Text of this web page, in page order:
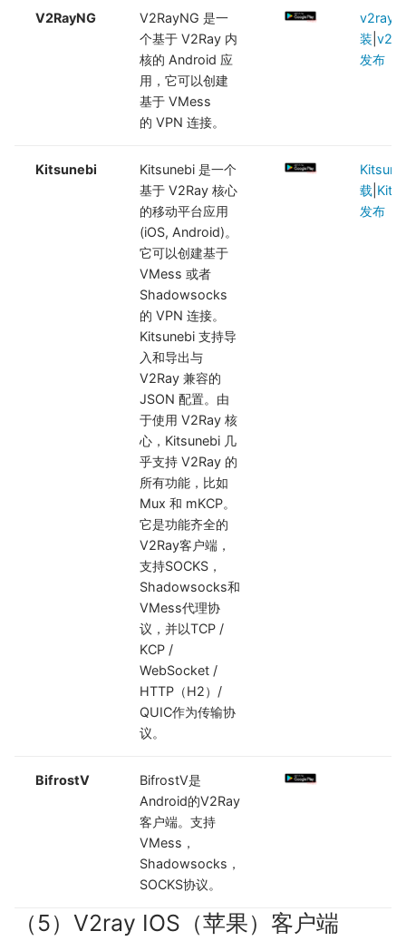
V2RayNG
V2RayNG 是一
个基于 V2Ray 内
核的 Android 应
用，它可以创建
基于 VMess
的 VPN 连接。
装 |
发布
Kitsunebi
Kitsunebi 是一个
基于 V2Ray 核心
的移动平台应用
(iOS, Android)。
它可以创建基于
VMess 或者
Shadowsocks
的 VPN 连接。
Kitsunebi 支持导
入和导出与
V2Ray 兼容的
JSON 配置。由
于使用 V2Ray 核
心，Kitsunebi 几
乎支持 V2Ray 的
所有功能，比如
Mux 和 mKCP。
它是功能齐全的
V2Ray客户端，
支持SOCKS，
Shadowsocks和
VMess代理协
议，并以TCP /
KCP /
WebSocket /
HTTP（H2）/
QUIC作为传输协
议。
载
发布
BifrostV
BifrostV是
Android的V2Ray
客户端。支持
VMess，
Shadowsocks，
SOCKS协议。
（5）V2ray IOS（苹果）客户端